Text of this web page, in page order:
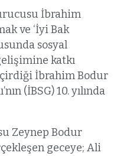
İbrahim
ve ‘İyi Bak
sosyal
katkı
İbrahim Bodur
(İBSG) 10. yılında
Zeynep Bodur
geceye; Ali